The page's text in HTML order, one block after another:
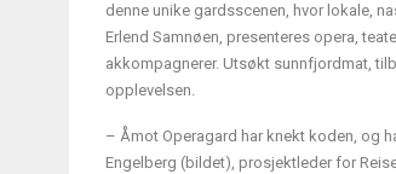
denne unike gardsscenen, hvor lokale,
Erlend Samnøen, presenteres opera,
akkompagnerer. Utsøkt sunnfjordmat,
opplevelsen.
– Åmot Operagard har knekt koden, og
Engelberg (bildet), prosjektleder for